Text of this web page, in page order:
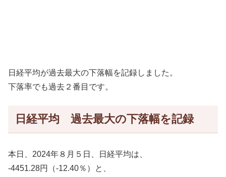
日経平均が過去最大の下落幅を記録しました。
下落率でも過去２番目です。
日経平均 過去最大の下落幅を記録
本日、2024年８月５日、日経平均は、
-4451.28円（-12.40％）と、